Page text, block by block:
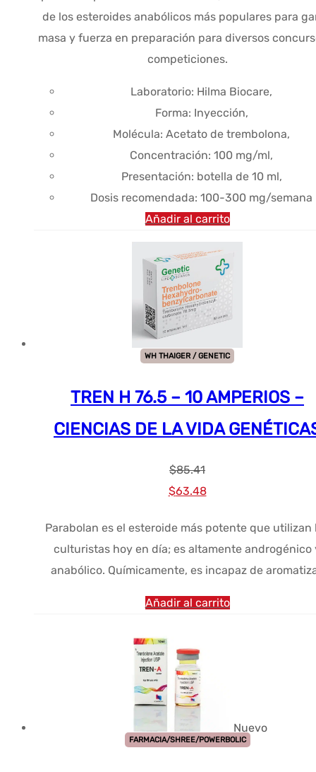
de los esteroides anabólicos más populares para
masa y fuerza en preparación para diversos
competiciones.
Laboratorio: Hilma Biocare,
Forma: Inyección,
Molécula: Acetato de trembolona,
Concentración: 100 mg/ml,
Presentación: botella de 10 ml,
Dosis recomendada: 100-300 mg/semana
Añadir al carrito
WH THAIGER / GENETIC
TREN H 76.5 – 10 AMPERIOS –
CIENCIAS DE LA VIDA
$85.41
El
original
era:
$85.41.
$63.48El
actual
es:
$63.48.
Parabolan es el esteroide más potente que utilizan
culturistas hoy en día; es altamente androgénico
anabólico. Químicamente, es incapaz de
Añadir al carrito
Nuevo
FARMACIA/SHREE/POWERBOLIC